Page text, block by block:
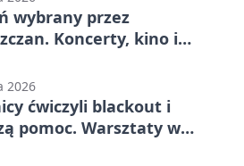
wybrany przez
Koncerty, kino i
2026
ćwiczyli blackout i
pomoc. Warsztaty w